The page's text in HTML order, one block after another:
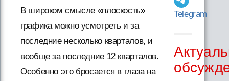
В широком смысле «плоскость»
графика можно усмотреть и за
последние несколько кварталов, и
вообще за последние 12 кварталов.
Особенно это бросается в глаза на
Telegram